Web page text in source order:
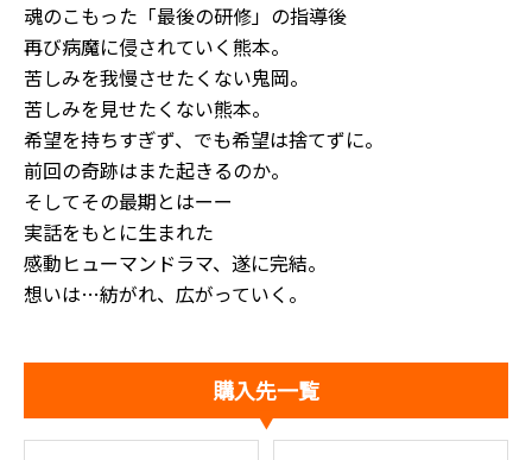
魂のこもった「最後の研修」の指導後
再び病魔に侵されていく熊本。
苦しみを我慢させたくない鬼岡。
苦しみを見せたくない熊本。
希望を持ちすぎず、でも希望は捨てずに。
前回の奇跡はまた起きるのか。
そしてその最期とはーー
実話をもとに生まれた
感動ヒューマンドラマ、遂に完結。
想いは…紡がれ、広がっていく。
購入先一覧